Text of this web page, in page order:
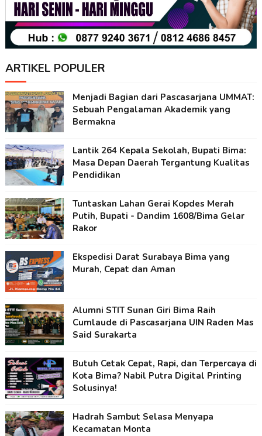
ARTIKEL POPULER
Menjadi Bagian dari Pascasarjana UMMAT:
Sebuah Pengalaman Akademik yang
Bermakna
Lantik 264 Kepala Sekolah, Bupati Bima:
Masa Depan Daerah Tergantung Kualitas
Pendidikan
Tuntaskan Lahan Gerai Kopdes Merah
Putih, Bupati - Dandim 1608/Bima Gelar
Rakor
Ekspedisi Darat Surabaya Bima yang
Murah, Cepat dan Aman
Alumni STIT Sunan Giri Bima Raih
Cumlaude di Pascasarjana UIN Raden Mas
Said Surakarta
Butuh Cetak Cepat, Rapi, dan Terpercaya di
Kota Bima? Nabil Putra Digital Printing
Solusinya!
Hadrah Sambut Selasa Menyapa
Kecamatan Monta